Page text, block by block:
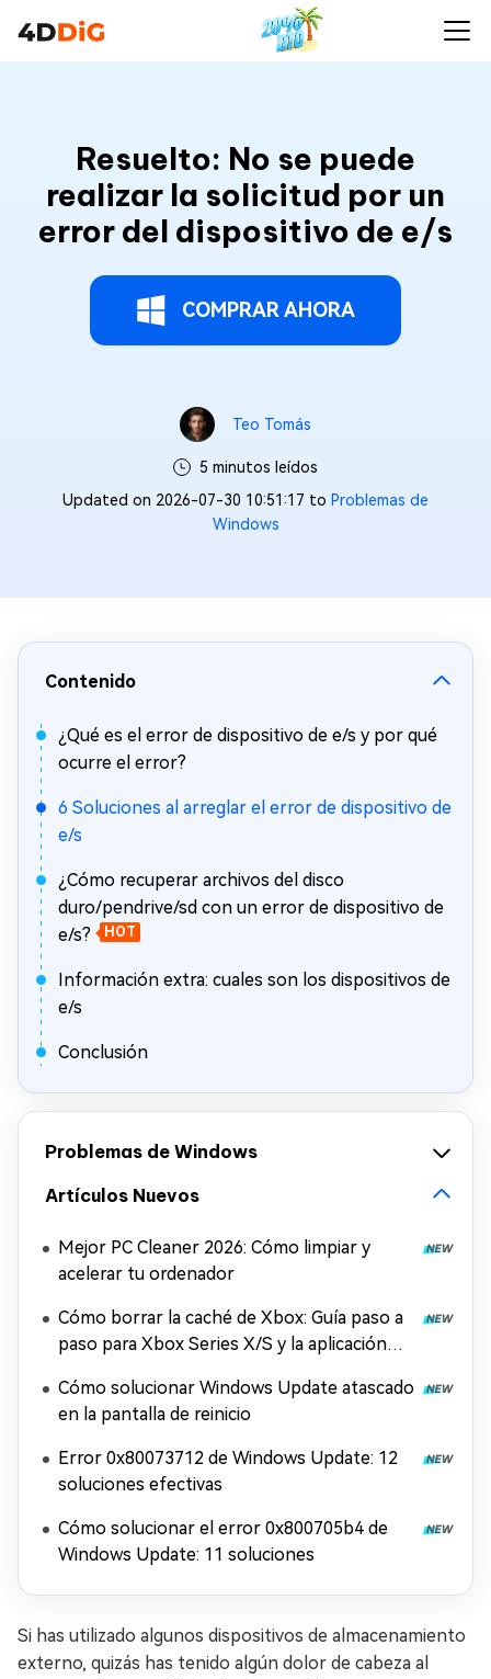
Resuelto: No se puede
realizar la solicitud por un
error del dispositivo de e/s
COMPRAR AHORA
Teo Tomás
5 minutos leídos
Updated on 2026-07-30 10:51:17 to Problemas de
Windows
Contenido
¿Qué es el error de dispositivo de e/s y por qué
ocurre el error?
6 Soluciones al arreglar el error de dispositivo de
e/s
¿Cómo recuperar archivos del disco
duro/pendrive/sd con un error de dispositivo de
e/s?
HOT
Información extra: cuales son los dispositivos de
e/s
Conclusión
Problemas de Windows
Artículos Nuevos
Mejor PC Cleaner 2026: Cómo limpiar y
acelerar tu ordenador
Cómo borrar la caché de Xbox: Guía paso a
paso para Xbox Series X/S y la aplicación
Cómo solucionar Windows Update atascado
en la pantalla de reinicio
Error 0x80073712 de Windows Update: 12
soluciones efectivas
Cómo solucionar el error 0x800705b4 de
Windows Update: 11 soluciones
Si has utilizado algunos dispositivos de almacenamiento
externo, quizás has tenido algún dolor de cabeza al